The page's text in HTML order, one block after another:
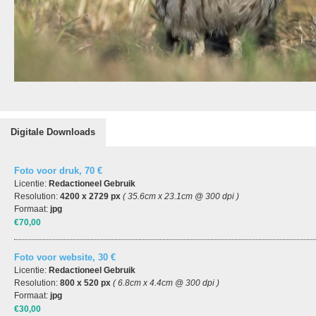
Digitale Downloads
Foto voor druk, 70 €
Licentie: Redactioneel Gebruik
Resolution: 4200 x 2729 px ( 35.6cm x 23.1cm @ 300 dpi )
Formaat: jpg
€70,00
Foto voor website, 30 €
Licentie: Redactioneel Gebruik
Resolution: 800 x 520 px ( 6.8cm x 4.4cm @ 300 dpi )
Formaat: jpg
€30,00